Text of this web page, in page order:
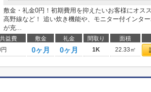
敷金・礼金0円！初期費用を抑えたいお客様にオス
高野線など！ 追い炊き機能や、モニター付インタ
が充...
益費 敷金 礼金 間取り 面積
0ヶ月 0ヶ月 1K 22.33㎡